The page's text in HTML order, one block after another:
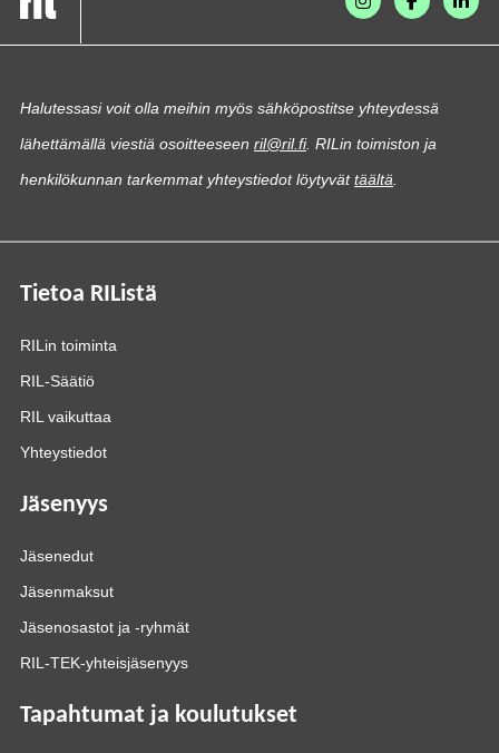
Halutessasi voit olla meihin myös sähköpostitse yhteydessä
lähettämällä viestiä osoitteeseen ril@ril.fi. RILin toimiston ja
henkilökunnan tarkemmat yhteystiedot löytyvättäältä
Tietoa RIListä
RILin toiminta
RIL-Säätiö
RIL vaikuttaa
Yhteystiedot
Jäsenyys
Jäsenedut
Jäsenmaksut
Jäsenosastot ja -ryhmät
RIL-TEK-yhteisjäsenyys
Tapahtumat ja koulutukset